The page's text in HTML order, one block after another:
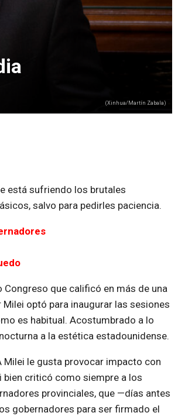
(Xinhua/Martín Zabala)
está sufriendo los brutales
salvo para pedirles paciencia.
que calificó en más de una
optó para inaugurar las sesiones
es habitual. Acostumbrado a lo
a la estética estadounidense.
Milei le gusta provocar impacto con
bien criticó como siempre a los
provinciales, que —días antes
gobernadores para ser firmado el